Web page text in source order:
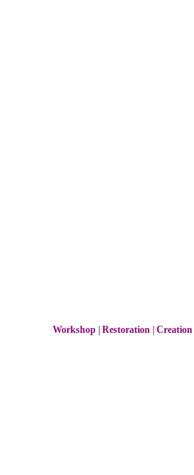
Workshop |Restoration |Creation